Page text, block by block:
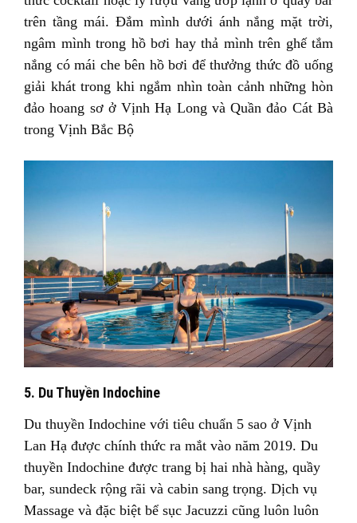
trên tầng mái. Đắm mình dưới ánh nắng mặt trời,
ngâm mình trong hồ bơi hay thả mình trên ghế tắm
nắng có mái che bên hồ bơi để thưởng thức đồ uống
giải khát trong khi ngắm nhìn toàn cảnh những hòn
đảo hoang sơ ở Vịnh Hạ Long và Quần đảo Cát Bà
trong Vịnh Bắc Bộ
5. Du Thuyền Indochine
Du thuyền Indochine với tiêu chuẩn 5 sao ở Vịnh
Lan Hạ được chính thức ra mắt vào năm 2019. Du
thuyền Indochine được trang bị hai nhà hàng, quầy
bar, sundeck rộng rãi và cabin sang trọng. Dịch vụ
Massage và đặc biệt bể sục Jacuzzi cũng luôn luôn